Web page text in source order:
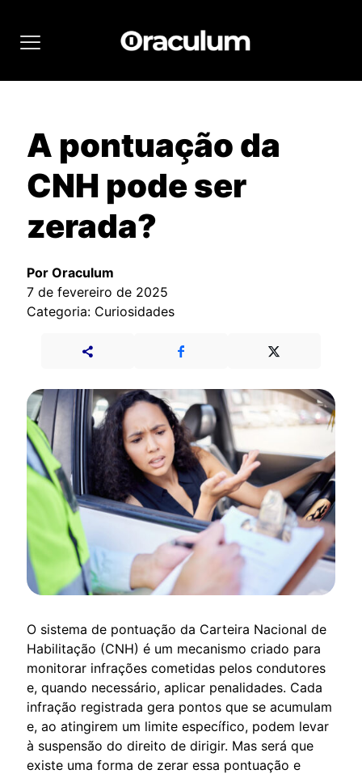
A pontuação da
CNH pode ser
zerada?
Por Oraculum
7 de fevereiro de 2025
Categoria: Curiosidades
O sistema de pontuação da Carteira Nacional de
Habilitação (CNH) é um mecanismo criado para
monitorar infrações cometidas pelos condutores
e, quando necessário, aplicar penalidades. Cada
infração registrada gera pontos que se acumulam
e, ao atingirem um limite específico, podem levar
à suspensão do direito de dirigir. Mas será que
existe uma forma de zerar essa pontuação e